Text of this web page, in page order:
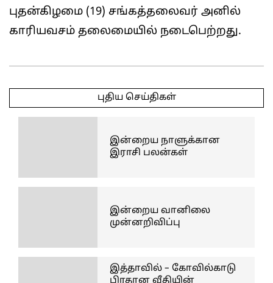
புதன்கிழமை (19) சங்கத்தலைவர் அனில்
காரியவசம் தலைமையில் நடைபெற்றது.
03-
புதிய செய்திகள்
இன்றைய நாளுக்கான
இராசி பலன்கள்
இன்றைய வானிலை
முன்னறிவிப்பு
இத்தாவில் – கோவில்காடு